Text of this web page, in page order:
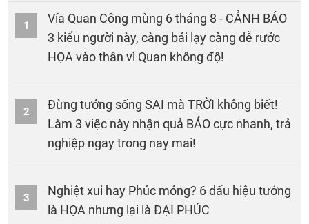
1
Vía Quan Công mùng 6 tháng 8 - CẢNH BÁO
3 kiểu người này, càng bái lạy càng dễ rước
HỌA vào thân vì Quan không độ!
2
Đừng tưởng sống SAI mà TRỜI không biết!
Làm 3 việc này nhận quả BÁO cực nhanh, trả
nghiệp ngay trong nay mai!
3
Nghiệt xui hay Phúc mỏng? 6 dấu hiệu tưởng
là HỌA nhưng lại là ĐẠI PHÚC